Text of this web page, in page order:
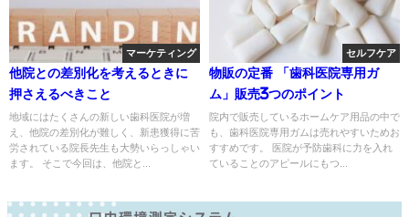
マーケティング
他院との差別化を考えるときに
押さえるべきこと
地域にはたくさんの新しい歯科医院が増
え、他院の差別化が難しく、新患獲得に苦
労されている院長先生も大勢いらっしゃい
ます。 そこで今回は、他院と...
セルフケア
物販の定番 「歯科医院専用ガ
ム」販売3つのポイント
院内で販売しているホームケア用品の中で
も、歯科医院専用ガムは売れやすいためお
すすめです。 医院が予防歯科に力を入れ
ていることのアピールにもつ...